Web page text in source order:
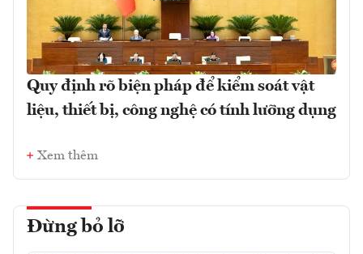
Quy định rõ biện pháp để kiểm soát vật
liệu, thiết bị, công nghệ có tính lưỡng dụng
Xem thêm
Đừng bỏ lỡ